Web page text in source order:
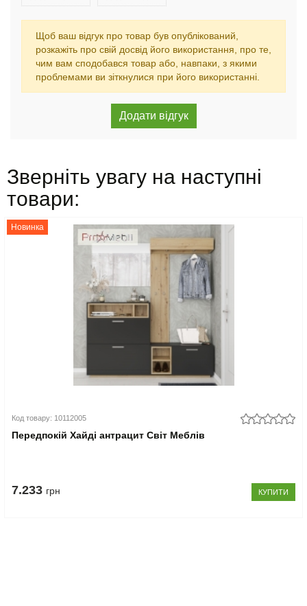
Щоб ваш відгук про товар був опублікований,
розкажіть про свій досвід його використання, про те,
чим вам сподобався товар або, навпаки, з якими
проблемами ви зіткнулися при його використанні.
Зверніть увагу на наступні
товари:
Новинка
Код товару: 10112005
Передпокій Хайді антрацит Світ Меблів
7.233 грн КУПИТИ